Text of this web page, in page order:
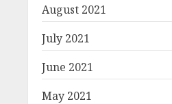
August 2021
July 2021
June 2021
May 2021